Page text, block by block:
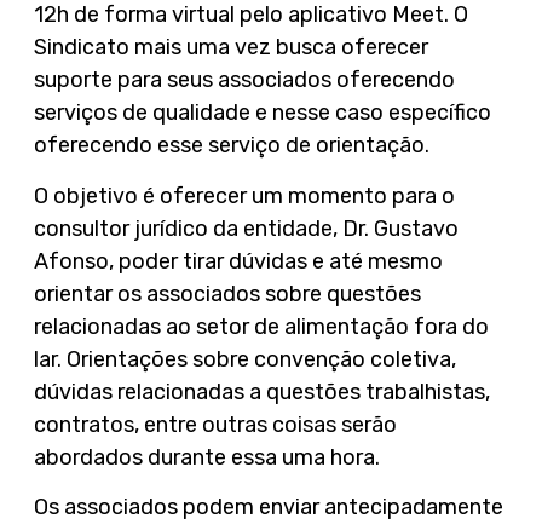
12h de forma virtual pelo aplicativo Meet. O
Sindicato mais uma vez busca oferecer
suporte para seus associados oferecendo
serviços de qualidade e nesse caso específico
oferecendo esse serviço de orientação.
O objetivo é oferecer um momento para o
consultor jurídico da entidade, Dr. Gustavo
Afonso, poder tirar dúvidas e até mesmo
orientar os associados sobre questões
relacionadas ao setor de alimentação fora do
lar. Orientações sobre convenção coletiva,
dúvidas relacionadas a questões trabalhistas,
contratos, entre outras coisas serão
abordados durante essa uma hora.
Os associados podem enviar antecipadamente